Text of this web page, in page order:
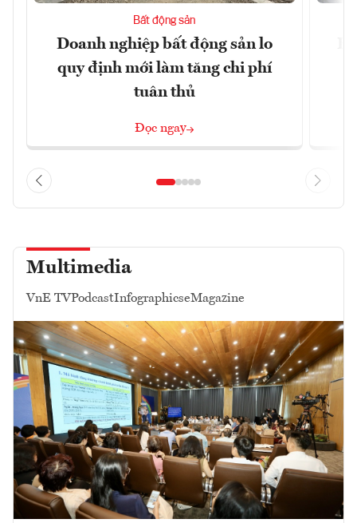
Bất động sản
Doanh nghiệp bất động sản lo
quy định mới làm tăng chi phí
tuân thủ
Đọc ngay
Multimedia
VnE TVPodcastInfographicseMagazine